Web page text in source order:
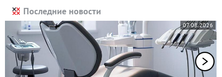
Последние новости
07.08.2026